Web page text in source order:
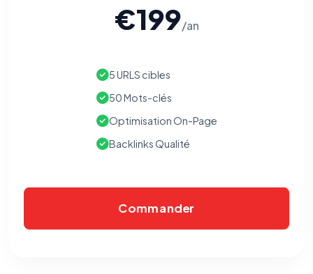
€199/an
5 URLS cibles
50 Mots-clés
Optimisation On-Page
Backlinks Qualité
Commander